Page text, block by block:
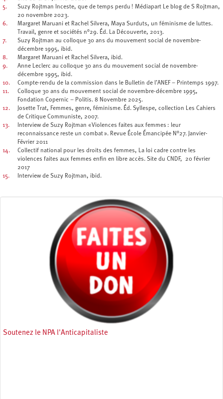
5.
Suzy Rojtman Inceste, que de temps perdu ! Médiapart Le blog de S Rojtman,
20 novembre 2023.
6.
Margaret Maruani et Rachel Silvera, Maya Surduts, un féminisme de luttes.
Travail, genre et sociétés n°29. Éd. La Découverte, 2013.
7.
Suzy Rojtman au colloque 30 ans du mouvement social de novembre-
décembre 1995, ibid.
8.
Margaret Maruani et Rachel Silvera, ibid.
9.
Anne Leclerc au colloque 30 ans du mouvement social de novembre-
décembre 1995, ibid.
10.
Compte-rendu de la commission dans le Bulletin de l’ANEF – Printemps 1997.
11.
Colloque 30 ans du mouvement social de novembre-décembre 1995,
Fondation Copernic – Politis. 8 Novembre 2025.
12.
Josette Trat, Femmes, genre, féminisme. Éd. Syllespe, collection Les Cahiers
de Critique Communiste, 2007.
13.
Interview de Suzy Rojtman « Violences faites aux femmes : leur
reconnaissance reste un combat ». Revue École Émancipée N°27. Janvier-
Février 2011
14.
Collectif national pour les droits des femmes, La loi cadre contre les
violences faites aux femmes enfin en libre accès. Site du CNDF, 20 février
2017
15.
Interview de Suzy Rojtman, ibid.
Soutenez le NPA l'Anticapitaliste